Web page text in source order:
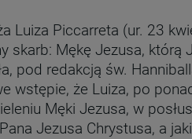
Luiza Piccarreta (ur. 23
skarb: Mękę Jezusa, którą
pod redakcją św.
wstępie, że Luiza, po
Męki Jezusa, w
Jezusa Chrystusa, a